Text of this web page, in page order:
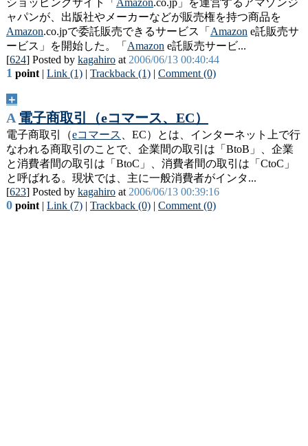
ショッピングサイト「 Amazon.co.jp」を運営するアマゾンジ
ャパンが、出版社やメーカーなどが販売権を持つ商品を
Amazon.co.jpで委託販売できるサービス「 Amazon e託販売サ
ービス」を開始した。「 Amazon e託販売サービ...
[624] Posted by kagahiroat 2006/06/13 00:40:44
1 point| Link (1)| Trackback (1)| Comment (0)
＋
A 電子商取引（eコマース、EC）
電子商取引（eコマース
、EC）とは、インターネット上で行
なわれる商取引のことで、企業間の取引は「BtoB」、企業
と消費者間の取引は「BtoC」、消費者間の取引は「CtoC」
と呼ばれる。現状では、主に一般消費者がインタ...
[623] Posted by kagahiroat 2006/06/13 00:39:16
0point| Link (7)| Trackback (0)| Comment (0)